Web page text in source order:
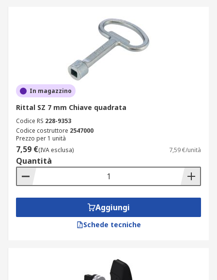
In magazzino
Rittal SZ 7 mm Chiave quadrata
Codice RS 228-9353
Codice costruttore 2547000
Prezzo per 1 unità
7,59 €(IVA esclusa) 7,59 €/unità
Quantità
Aggiungi
Schede tecniche